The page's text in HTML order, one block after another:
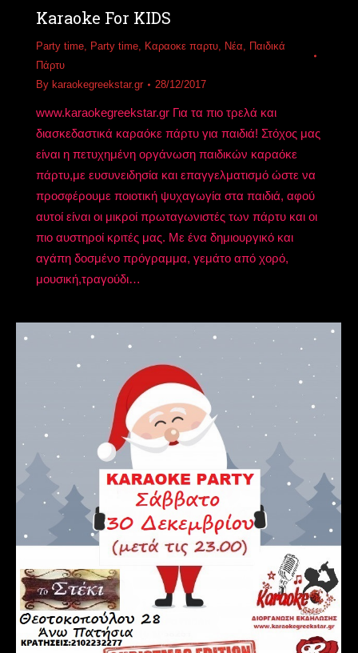
Karaoke For KIDS
Party time, Party time, Καραοκε παρτυ, Νέα, Παιδικά
Πάρτυ
By karaokegreekstar.gr 28/12/2017
www.karaokegreekstar.gr Για τα πιο τρελά και
διασκεδαστικά καραόκε πάρτυ για παιδιά! Στόχος μας
είναι η πετυχημένη οργάνωση παιδικών καραόκε
πάρτυ,με ευσυνειδησία και επαγγελματισμό ώστε να
προσφέρουμε ποιοτική ψυχαγωγία στα παιδιά, αφού
αυτοί είναι οι μικροί πρωταγωνιστές των πάρτυ και οι
πιο αυστηροί κριτές μας. Με ένα δημιουργικό και
αγάπη δοσμένο πρόγραμμα, γεμάτο από χορό,
μουσική,τραγούδι…